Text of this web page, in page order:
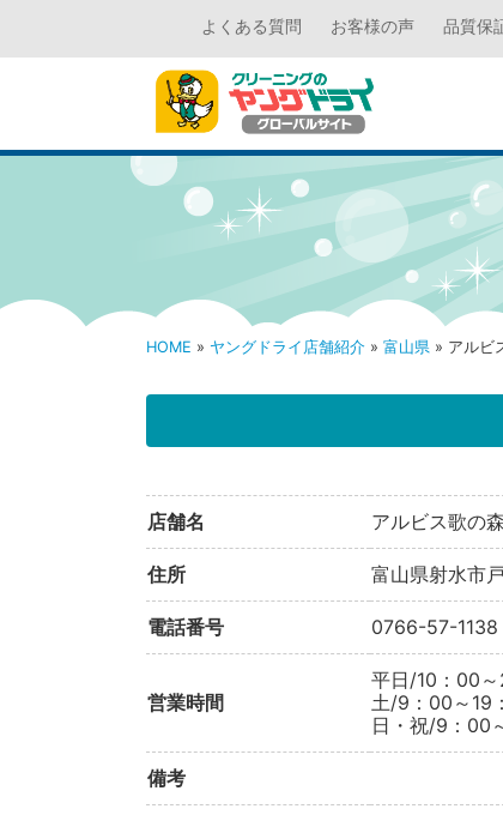
よくある質問 お客様の声 品質保
HOME » ヤングドライ店舗紹介 » 富山県 » アルビ
店舗名 アルビス歌の森
住所 富山県射水市
電話番号 0766-57-1138
営業時間
平日/10：00
土/9：00～19
日・祝/9：00
備考